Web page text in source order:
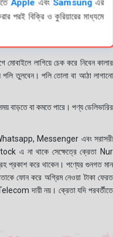
Appleএবং Samsungএর
পরই বিক্রি ও কুরিয়ারের মাধ্যমে
লাগিয়ে চেক করে নিবেন কালার
পলি তুলবেন। পলি তোলা বা আঠা লাগানো
বাড়তে বা কমতে পারে। পণ্য ডেলিভারির
Messenger এবং সরাসরী
এ না থাকে সেক্ষেত্রে ক্রেতা Nur
প্রকাশ করে থাকেন। পণ্যের গুনগত মান
ফোন করে অগ্রিম নেওয়া টাকা ফেরত
দায়ী নয়। ক্রেতা যদি পরবর্তীতে